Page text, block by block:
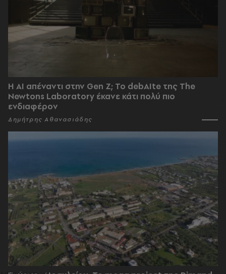
Η AI απέναντι στην Gen Z; Το debAIte της The
Newtons Laboratory έκανε κάτι πολύ πιο
ενδιαφέρον
Δημήτρης Αθανασιάδης